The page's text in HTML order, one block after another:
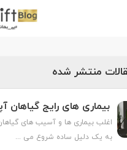
منتشر شده
اغلب بیماری ها و آسیب های گیاهان
به یک دلیل ساده شروع می ...